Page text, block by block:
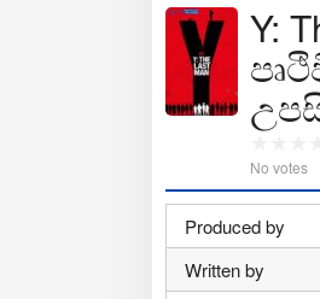
Y:
No votes
Produced by
Written by